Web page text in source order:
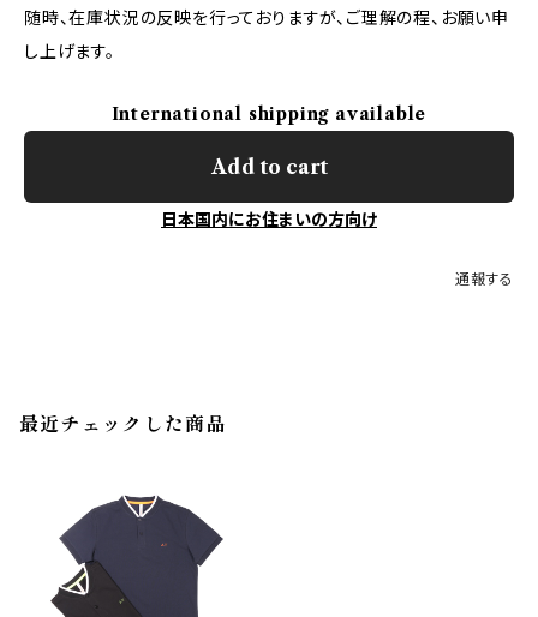
随時、在庫状況の反映を行っておりますが、ご理解の程、お願い申
し上げます。
International shipping available
Add to cart
日本国内にお住まいの方向け
通報する
最近チェックした商品